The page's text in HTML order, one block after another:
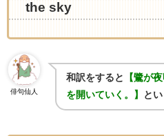
the sky
俳句仙人
和訳をすると
【鷺が
を開いていく。】
と